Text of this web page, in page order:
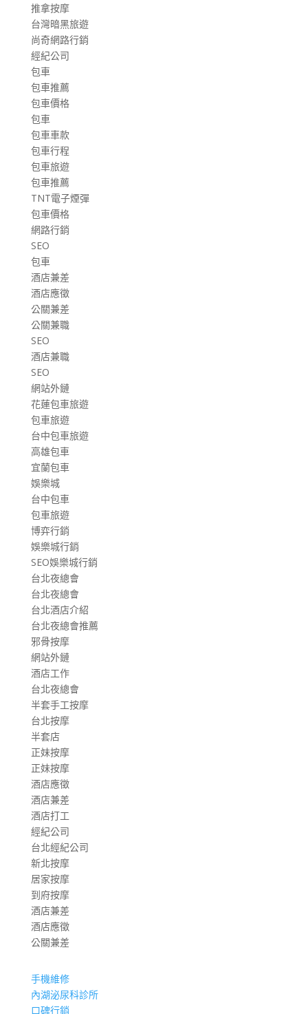
推拿按摩
台灣暗黑旅遊
尚奇網路行銷
經紀公司
包車
包車推薦
包車價格
包車
包車車款
包車行程
包車旅遊
包車推薦
TNT電子煙彈
包車價格
網路行銷
SEO
包車
酒店兼差
酒店應徵
公關兼差
公關兼職
SEO
酒店兼職
SEO
網站外鏈
花蓮包車旅遊
包車旅遊
台中包車旅遊
高雄包車
宜蘭包車
娛樂城
台中包車
包車旅遊
博弈行銷
娛樂城行銷
SEO娛樂城行銷
台北夜總會
台北夜總會
台北酒店介紹
台北夜總會推薦
邪骨按摩
網站外鏈
酒店工作
台北夜總會
半套手工按摩
台北按摩
半套店
正妹按摩
正妹按摩
酒店應徵
酒店兼差
酒店打工
經紀公司
台北經紀公司
新北按摩
居家按摩
到府按摩
酒店兼差
酒店應徵
公關兼差
手機維修
內湖泌尿科診所
口碑行銷